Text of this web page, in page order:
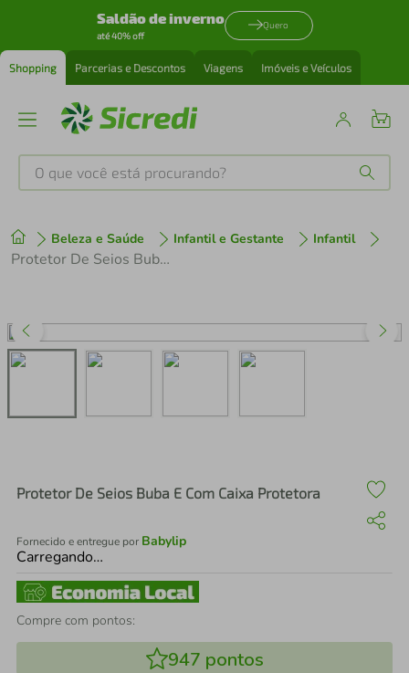
Saldão de inverno
até 40% off
Quero
Shopping Parcerias e Descontos Viagens Imóveis e Veículos
O que você está procurando?
Beleza e Saúde Infantil e Gestante Infantil
Protetor De Seios Buba E Com Caixa Protetora
Protetor De Seios Buba E Com Caixa Protetora
Fornecido e entregue por Babylip
Carregando…
Compre com pontos:
947 pontos
1º tenis
perfume